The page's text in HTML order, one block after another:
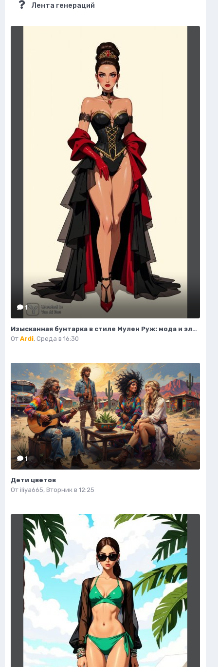
Лента генераций
1
Изысканная бунтарка в стиле Мулен Руж: мода и элегантность. Генерация из нейронной сети Flux Ai
От Ardi, Среда в 16:30
1
Дети цветов
От iliya665, Вторник в 12:25